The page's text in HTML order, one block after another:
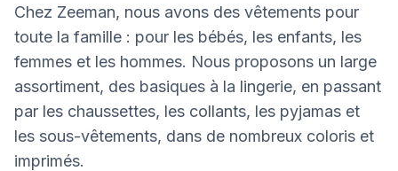
Chez Zeeman, nous avons des vêtements pour
toute la famille : pour les bébés, les enfants, les
femmes et les hommes. Nous proposons un large
assortiment, des basiques à la lingerie, en passant
par les chaussettes, les collants, les pyjamas et
les sous-vêtements, dans de nombreux coloris et
imprimés.